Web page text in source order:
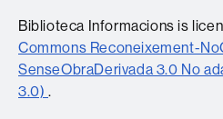
Biblioteca Informacions is
Commons Reconeixement-
SenseObraDerivada 3.0 No
3.0) .